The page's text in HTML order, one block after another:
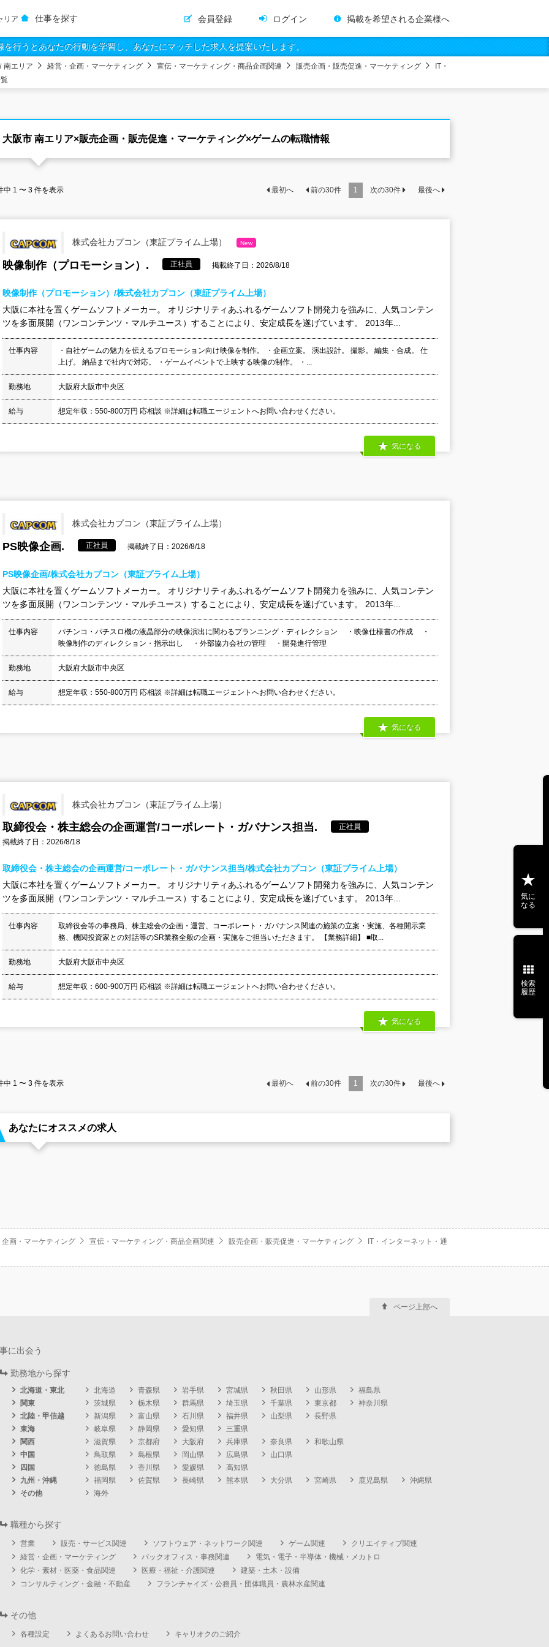
リア 仕事を探す 会員登録 ログイン 掲載を希望される企業様へ
を行うとあなたの行動を学習し、あなたにマッチした求人を提案いたします。
南エリア 経営・企画・マーケティング 宣伝・マーケティング・商品企画関連 販売企画・販売促進・マーケティング
IT・
大阪市 南エリア×販売企画・販売促進・マーケティング×ゲームの転職情報
中 1 〜 3 件を表示 最初へ 前の30件 1 次の30件 最後へ
株式会社カプコン（東証プライム上場） New
映像制作（プロモーション）. 正社員 掲載終了日：2026/8/18
映像制作（プロモーション）/株式会社カプコン（東証プライム上場）
大阪に本社を置くゲームソフトメーカー。 オリジナリティあふれるゲームソフト開発力を強みに、人気コンテン
ツを多面展開（ワンコンテンツ・マルチユース）することにより、安定成長を遂げています。 2013年...
仕事内容
・自社ゲームの魅力を伝えるプロモーション向け映像を制作。 ・企画立案。 演出設計。 撮影。 編集・合成。 仕
上げ。 納品まで社内で対応。 ・ゲームイベントで上映する映像の制作。 ・...
勤務地 大阪府大阪市中央区
給与 想定年収：550-800万円 応相談 ※詳細は転職エージェントへお問い合わせください。
気になる
株式会社カプコン（東証プライム上場）
PS映像企画. 正社員 掲載終了日：2026/8/18
PS映像企画/株式会社カプコン（東証プライム上場）
大阪に本社を置くゲームソフトメーカー。 オリジナリティあふれるゲームソフト開発力を強みに、人気コンテン
ツを多面展開（ワンコンテンツ・マルチユース）することにより、安定成長を遂げています。 2013年...
仕事内容
パチンコ・パチスロ機の液晶部分の映像演出に関わるプランニング・ディレクション ・映像仕様書の作成 ・
映像制作のディレクション・指示出し ・外部協力会社の管理 ・開発進行管理
勤務地 大阪府大阪市中央区
給与 想定年収：550-800万円 応相談 ※詳細は転職エージェントへお問い合わせください。
気になる
株式会社カプコン（東証プライム上場）
取締役会・株主総会の企画運営/コーポレート・ガバナンス担当.
正社員
掲載終了日：2026/8/18
取締役会・株主総会の企画運営/コーポレート・ガバナンス担当/株式会社カプコン（東証プライム上場）
大阪に本社を置くゲームソフトメーカー。 オリジナリティあふれるゲームソフト開発力を強みに、人気コンテン
ツを多面展開（ワンコンテンツ・マルチユース）することにより、安定成長を遂げています。 2013年...
仕事内容
取締役会等の事務局、株主総会の企画・運営、コーポレート・ガバナンス関連の施策の立案・実施、各種開示業
務、機関投資家との対話等のSR業務全般の企画・実施をご担当いただきます。 【業務詳細】 ■取...
勤務地 大阪府大阪市中央区
給与 想定年収：600-900万円 応相談 ※詳細は転職エージェントへお問い合わせください。
気になる
中 1 〜 3 件を表示 最初へ 前の30件 1 次の30件 最後へ
あなたにオススメの求人
企画・マーケティング 宣伝・マーケティング・商品企画関連 販売企画・販売促進・マーケティング IT・インターネット・通
気に
なる
検索
履歴
に出会う
勤務地から探す
北海道・東北 北海道 青森県 岩手県 宮城県 秋田県 山形県
福島県
関東
茨城県 栃木県 群馬県 埼玉県 千葉県 東京都
神奈川県
北陸・甲信越
新潟県 富山県 石川県 福井県 山梨県
長野県
東海
岐阜県 静岡県 愛知県
三重県
関西
滋賀県 京都府 大阪府 兵庫県 奈良県
和歌山県
中国
鳥取県 島根県 岡山県 広島県
山口県
四国
徳島県 香川県 愛媛県
高知県
九州・沖縄
福岡県 佐賀県 長崎県 熊本県 大分県 宮崎県 鹿児島県
沖縄県
その他
海外
職種から探す
営業 販売・サービス関連 ソフトウェア・ネットワーク関連 ゲーム関連
クリエイティブ関連
経営・企画・マーケティング
バックオフィス・事務関連
電気・電子・半導体・機械・メカトロ
化学・素材・医薬・食品関連
医療・福祉・介護関連
建築・土木・設備
コンサルティング・金融・不動産
フランチャイズ・公務員・団体職員・農林水産関連
その他
各種設定 よくあるお問い合わせ キャリオクのご紹介
ページ上部へ